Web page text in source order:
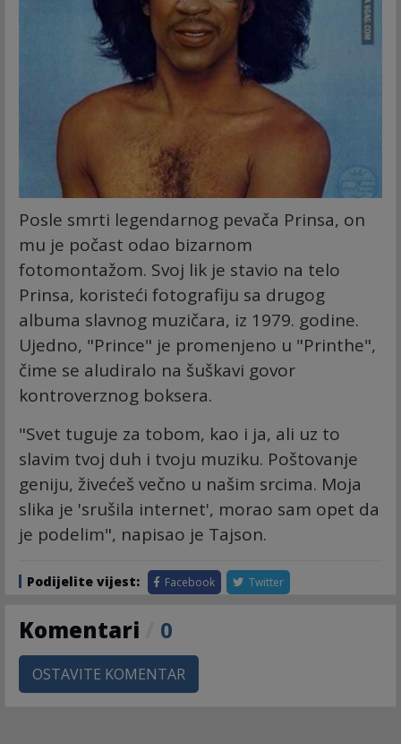
Posle smrti legendarnog pevača Prinsa, on
mu je počast odao bizarnom
fotomontažom. Svoj lik je stavio na telo
Prinsa, koristeći fotografiju sa drugog
albuma slavnog muzičara, iz 1979. godine.
Ujedno, "Prince" je promenjeno u "Printhe",
čime se aludiralo na šuškavi govor
kontroverznog boksera.
"Svet tuguje za tobom, kao i ja, ali uz to
slavim tvoj duh i tvoju muziku. Poštovanje
geniju, živećeš večno u našim srcima. Moja
slika je 'srušila internet', morao sam opet da
je podelim", napisao je Tajson.
Podijelite vijest: Facebook Twitter
Komentari 0
OSTAVITE KOMENTAR